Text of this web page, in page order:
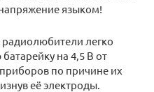
языком!
легко
на 4,5 В от
по причине их
её электроды.